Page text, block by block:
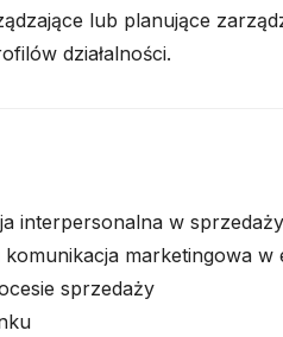
lub planujące
działalności.
interpersonalna w sprzedaży
komunikacja marketingowa
sprzedaży